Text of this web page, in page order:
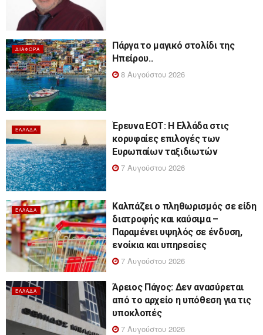
ΔΙΆΦΟΡΑ
Πάργα το μαγικό στολίδι της
Ηπείρου..
8 Αυγούστου 2026
ΕΛΛΆΔΑ
Έρευνα ΕΟΤ: Η Ελλάδα στις
κορυφαίες επιλογές των
Ευρωπαίων ταξιδιωτών
7 Αυγούστου 2026
ΕΛΛΆΔΑ
Καλπάζει ο πληθωρισμός σε είδη
διατροφής και καύσιμα –
Παραμένει υψηλός σε ένδυση,
ενοίκια και υπηρεσίες
7 Αυγούστου 2026
ΕΛΛΆΔΑ
Άρειος Πάγος: Δεν ανασύρεται
από το αρχείο η υπόθεση για τις
υποκλοπές
7 Αυγούστου 2026